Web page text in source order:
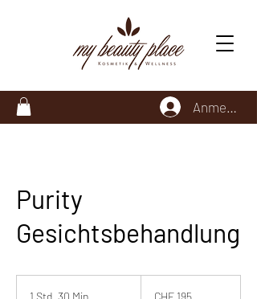
Anmelden
Purity
Gesichtsbehandlung
1 Std. 30 Min. CHF 195